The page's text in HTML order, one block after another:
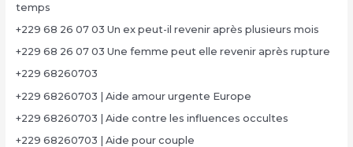
temps
+229 68 26 07 03 Un ex peut-il revenir après plusieurs mois
+229 68 26 07 03 Une femme peut elle revenir après rupture
+229 68260703
+229 68260703 | Aide amour urgente Europe
+229 68260703 | Aide contre les influences occultes
+229 68260703 | Aide pour couple